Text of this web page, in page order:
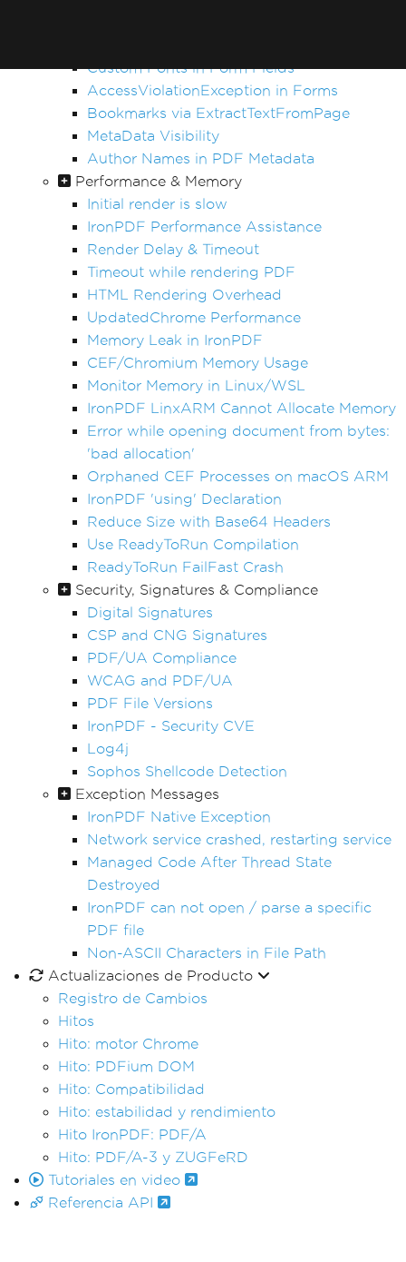
Custom Fonts in Form Fields
AccessViolationException in Forms
Bookmarks via ExtractTextFromPage
MetaData Visibility
Author Names in PDF Metadata
Performance & Memory
Initial render is slow
IronPDF Performance Assistance
Render Delay & Timeout
Timeout while rendering PDF
HTML Rendering Overhead
UpdatedChrome Performance
Memory Leak in IronPDF
CEF/Chromium Memory Usage
Monitor Memory in Linux/WSL
IronPDF LinxARM Cannot Allocate Memory
Error while opening document from bytes:
'bad allocation'
Orphaned CEF Processes on macOS ARM
IronPDF 'using' Declaration
Reduce Size with Base64 Headers
Use ReadyToRun Compilation
ReadyToRun FailFast Crash
Security, Signatures & Compliance
Digital Signatures
CSP and CNG Signatures
PDF/UA Compliance
WCAG and PDF/UA
PDF File Versions
IronPDF - Security CVE
Log4j
Sophos Shellcode Detection
Exception Messages
IronPDF Native Exception
Network service crashed, restarting service
Managed Code After Thread State
Destroyed
IronPDF can not open / parse a specific
PDF file
Non-ASCII Characters in File Path
Actualizaciones de Producto
Registro de Cambios
Hitos
Hito: motor Chrome
Hito: PDFium DOM
Hito: Compatibilidad
Hito: estabilidad y rendimiento
Hito IronPDF: PDF/A
Hito: PDF/A-3 y ZUGFeRD
Tutoriales en video
Referencia API